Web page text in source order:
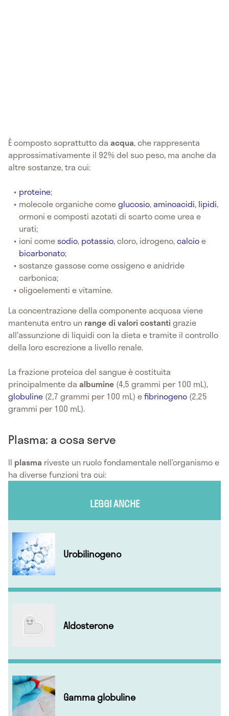
È composto soprattutto da acqua, che rappresenta
approssimativamente il 92% del suo peso, ma anche da
altre sostanze, tra cui:
proteine;
molecole organiche comeglucosio,aminoacidi, lipidi,
ormoni e composti azotati di scarto come urea e
urati;
ioni comesodio, potassio, cloro, idrogeno,calcioe
bicarbonato;
sostanze gassose come ossigeno e anidride
carbonica;
oligoelementi e vitamine.
La concentrazione della componente acquosa viene
mantenuta entro un range di valori costantigrazie
all'assunzione di liquidi con la dieta e tramite il controllo
della loro escrezione a livello renale.
La frazione proteica del sangue è costituita
principalmente da albumine (4,5 grammi per 100 mL),
globuline (2,7 grammi per 100 mL) efibrinogeno (2,25
grammi per 100 mL).
Plasma: a cosa serve
Il plasma riveste un ruolo fondamentale nell’organismo e
ha diverse funzioni tra cui:
LEGGI ANCHE
Urobilinogeno
Aldosterone
Gamma globuline